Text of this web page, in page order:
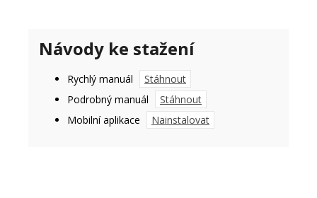
Návody ke stažení
Rychlý manuál
Stáhnout
Podrobný manuál
Stáhnout
Mobilní aplikace
Nainstalovat